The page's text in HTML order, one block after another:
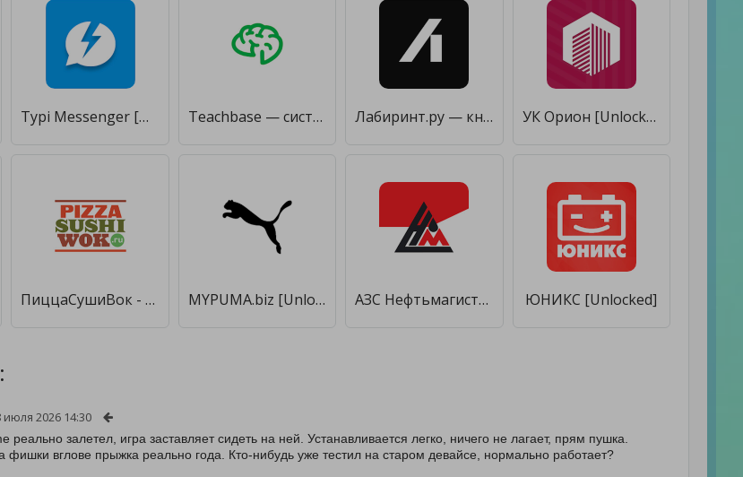
Typi Messenger [Unlocked] Teachbase — система дистанционного обучения [Unlocked] Лабиринт.ру — книжный магазин [Unlocked] УК Орион [Unlocked]
ПиццаСушиВок - доставка еды [Unlocked] MYPUMA.biz [Unlocked] АЗС Нефтьмагистраль [Unlocked] ЮНИКС [Unlocked]
июля 2026 14:30
реально залетел, игра заставляет сидеть на ней. Устанавливается легко, ничего не лагает, прям пушка.
фишки вглове прыжка реально года. Кто-нибудь уже тестил на старом девайсе, нормально работает?